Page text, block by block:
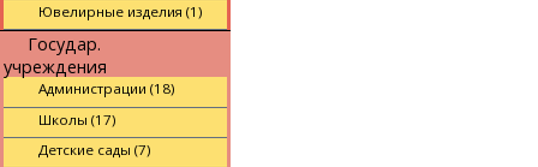
Ювелирные изделия (1)
Государ.
учреждения
Администрации (18)
Школы (17)
Детские сады (7)